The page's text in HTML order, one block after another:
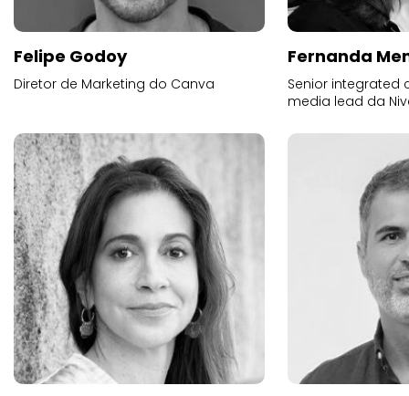
Felipe Godoy
Diretor de Marketing do Canva
Fernanda
Senior integrated
media lead da